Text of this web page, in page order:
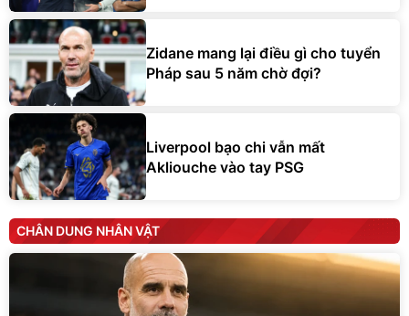
Zidane mang lại điều gì cho tuyển
Pháp sau 5 năm chờ đợi?
Liverpool bạo chi vẫn mất
Akliouche vào tay PSG
CHÂN DUNG NHÂN VẬT